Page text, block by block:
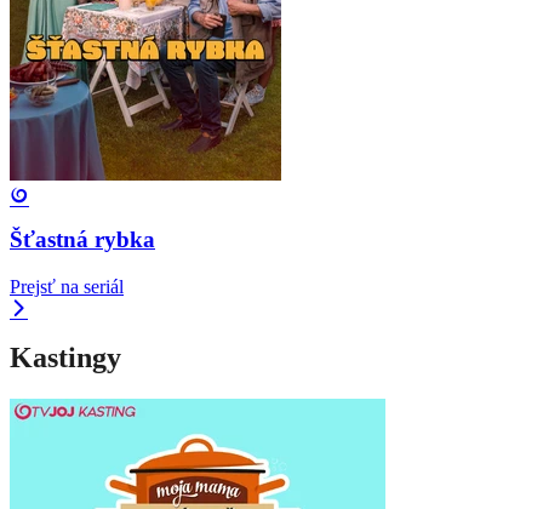
Šťastná rybka
Prejsť na seriál
Kastingy